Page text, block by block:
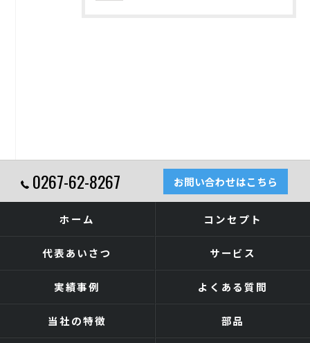
0267-62-8267 お問い合わせはこちら
ホーム コンセプト
代表あいさつ サービス
実績事例 よくある質問
当社の特徴 部品